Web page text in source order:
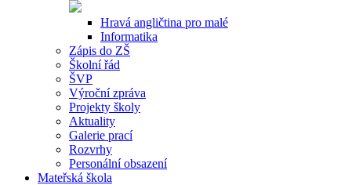
Hravá angličtina pro malé
Informatika
Zápis do ZŠ
Školní řád
ŠVP
Výroční zpráva
Projekty školy
Aktuality
Galerie prací
Rozvrhy
Personální obsazení
Mateřská škola